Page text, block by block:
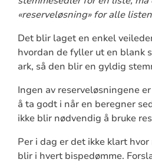
«reserveløsning» for alle
Det blir laget en enkel
hvordan de fyller ut en blank
ark, så den blir en gyldig
Ingen av reserveløsningene
å ta godt i når en beregner
ikke blir nødvendig å bruke
Per i dag er det ikke klart
blir i hvert bispedømme.